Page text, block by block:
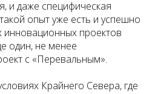
и даже специфическая
опыт уже есть и успешно
инновационных проектов
один, не менее
с «Перевальным».
Крайнего Севера, где